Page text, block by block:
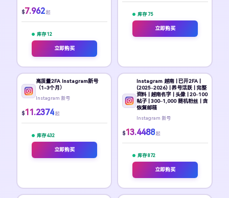
$7.962 起
库存 12
立即购买
库存 75
立即购买
高质量2FA Instagram新号
（1-3个月）
Instagram 新号
$11.2374 起
库存 432
立即购买
Instagram 越南 | 已开2FA |
(2025–2026) | 养号活跃 | 完整
资料 | 越南名字 | 头像 | 20–100
帖子 | 300–1,000 随机粉丝 | 含
恢复邮箱
Instagram 新号
$13.4488 起
库存 872
立即购买